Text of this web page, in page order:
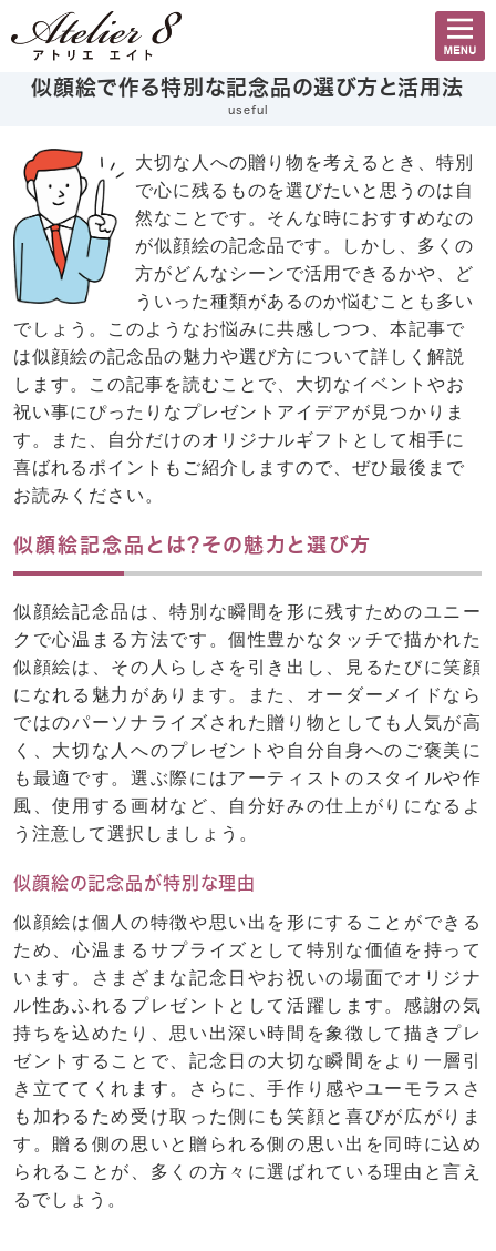
似顔絵で作る特別な記念品の選び方と活用法
useful
大切な人への贈り物を考えるとき、特別
で心に残るものを選びたいと思うのは自
然なことです。そんな時におすすめなの
が似顔絵の記念品です。しかし、多くの
方がどんなシーンで活用できるかや、ど
ういった種類があるのか悩むことも多い
でしょう。このようなお悩みに共感しつつ、本記事で
は似顔絵の記念品の魅力や選び方について詳しく解説
します。この記事を読むことで、大切なイベントやお
祝い事にぴったりなプレゼントアイデアが見つかりま
す。また、自分だけのオリジナルギフトとして相手に
喜ばれるポイントもご紹介しますので、ぜひ最後まで
お読みください。
似顔絵記念品とは?その魅力と選び方
似顔絵記念品は、特別な瞬間を形に残すためのユニー
クで心温まる方法です。個性豊かなタッチで描かれた
似顔絵は、その人らしさを引き出し、見るたびに笑顔
になれる魅力があります。また、オーダーメイドなら
ではのパーソナライズされた贈り物としても人気が高
く、大切な人へのプレゼントや自分自身へのご褒美に
も最適です。選ぶ際にはアーティストのスタイルや作
風、使用する画材など、自分好みの仕上がりになるよ
う注意して選択しましょう。
似顔絵の記念品が特別な理由
似顔絵は個人の特徴や思い出を形にすることができる
ため、心温まるサプライズとして特別な価値を持って
います。さまざまな記念日やお祝いの場面でオリジナ
ル性あふれるプレゼントとして活躍します。感謝の気
持ちを込めたり、思い出深い時間を象徴して描きプレ
ゼントすることで、記念日の大切な瞬間をより一層引
き立ててくれます。さらに、手作り感やユーモラスさ
も加わるため受け取った側にも笑顔と喜びが広がりま
す。贈る側の思いと贈られる側の思い出を同時に込め
られることが、多くの方々に選ばれている理由と言え
るでしょう。